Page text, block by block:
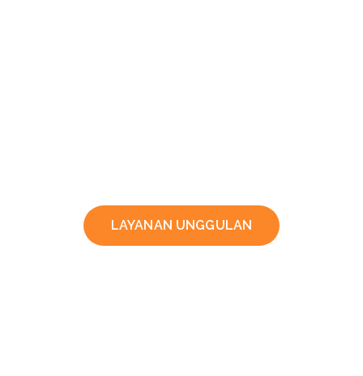
LAYANAN UNGGULAN